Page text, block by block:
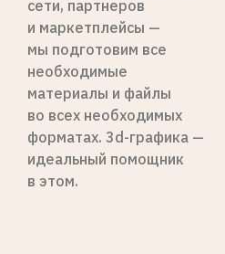
сети, партнеров
и маркетплейсы —
мы подготовим все
необходимые
материалы и файлы
во всех необходимых
форматах. 3d-графика —
идеальный помощник
в этом.